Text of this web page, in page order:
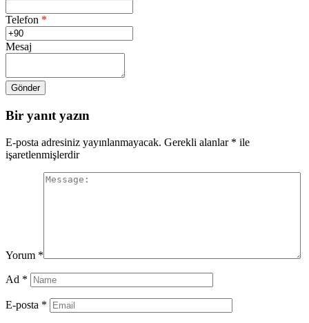
Telefon *
Mesaj
Bir yanıt yazın
E-posta adresiniz yayınlanmayacak. Gerekli alanlar * ile
işaretlenmişlerdir
Yorum *
Ad *
E-posta *